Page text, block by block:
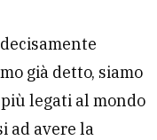
già detto, siamo
legati al mondo
ad avere la